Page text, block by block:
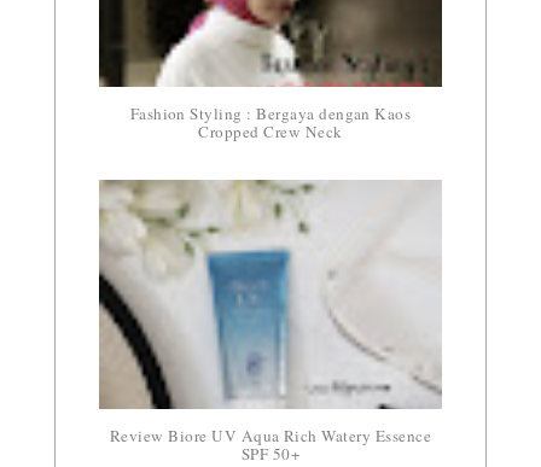
Fashion Styling : Bergaya dengan Kaos
Cropped Crew Neck
Review Biore UV Aqua Rich Watery Essence
SPF 50+